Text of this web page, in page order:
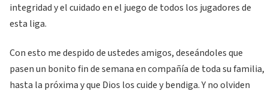
integridad y el cuidado en el juego de todos los jugadores de
esta liga.
Con esto me despido de ustedes amigos, deseándoles que
pasen un bonito fin de semana en compañía de toda su familia,
hasta la próxima y que Dios los cuide y bendiga. Y no olviden